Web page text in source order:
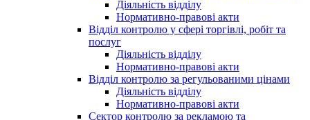
Діяльність відділу
Нормативно-правові акти
Відділ контролю у сфері торгівлі, робіт та
послуг
Діяльність відділу
Нормативно-правові акти
Відділ контролю за регульованими цінами
Діяльність відділу
Нормативно-правові акти
Сектор контролю за рекламою та